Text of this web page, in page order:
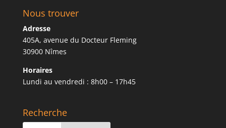
Nous trouver
Adresse
405A, avenue du Docteur Fleming
30900 Nîmes
Horaires
Lundi au vendredi : 8h00 – 17h45
Recherche